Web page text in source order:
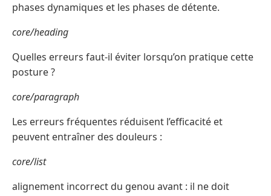
phases dynamiques et les phases de détente.
core/heading
Quelles erreurs faut-il éviter lorsqu’on pratique cette
posture ?
core/paragraph
Les erreurs fréquentes réduisent l’efficacité et
peuvent entraîner des douleurs :
core/list
alignement incorrect du genou avant : il ne doit